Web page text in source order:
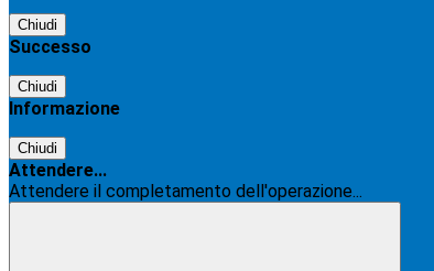
Chiudi
Successo
Chiudi
Informazione
Chiudi
Attendere...
Attendere il completamento dell'operazione...